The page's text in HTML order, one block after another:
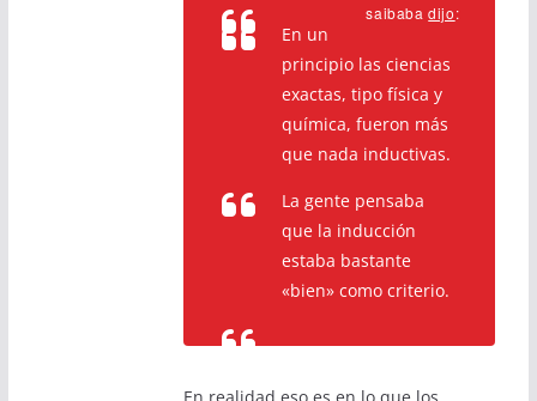
saibabadijo:
En un
principio las ciencias
exactas, tipo física y
química, fueron más
que nada inductivas.
La gente pensaba
que la inducción
estaba bastante
«bien» como criterio.
En realidad eso es en lo que los